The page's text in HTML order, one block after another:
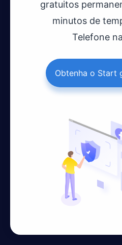
gratuitos
minutos de
Telefone
Obtenha o Start